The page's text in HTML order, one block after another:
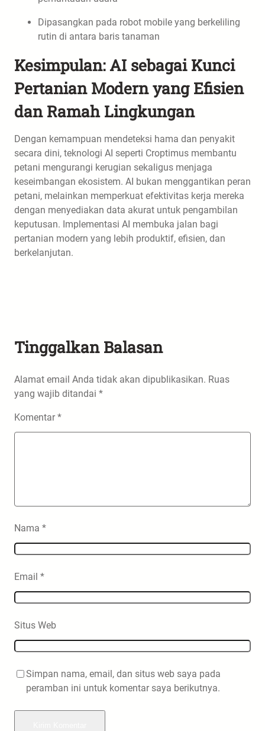
Dipasangkan pada robot mobile yang berkeliling
rutin di antara baris tanaman
Kesimpulan: AI sebagai Kunci
Pertanian Modern yang Efisien
dan Ramah Lingkungan
Dengan kemampuan mendeteksi hama dan penyakit
secara dini, teknologi AI seperti Croptimus membantu
petani mengurangi kerugian sekaligus menjaga
keseimbangan ekosistem. AI bukan menggantikan peran
petani, melainkan memperkuat efektivitas kerja mereka
dengan menyediakan data akurat untuk pengambilan
keputusan. Implementasi AI membuka jalan bagi
pertanian modern yang lebih produktif, efisien, dan
berkelanjutan.
Tinggalkan Balasan
Alamat email Anda tidak akan dipublikasikan. Ruas
yang wajib ditandai *
Komentar*
Nama *
Email *
Situs Web
Simpan nama, email, dan situs web saya pada
peramban ini untuk komentar saya berikutnya.